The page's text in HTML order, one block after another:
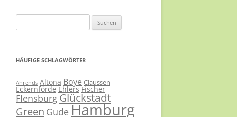
nach:
HÄUFIGE SCHLAGWÖRTER
Ahrends Altona Boye Claussen
Eckernförde Ehlers Fischer
Flensburg Glückstadt
Green Gude Hamburg